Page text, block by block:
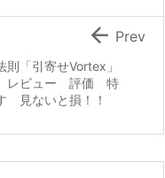
則「引寄せVortex」
レビュー 評価 特
見ないと損！！
 Prev